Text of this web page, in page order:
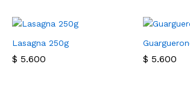
Lasagna 250g
$ 5.600
$ 5.600 $ 5.600
$ 5.600